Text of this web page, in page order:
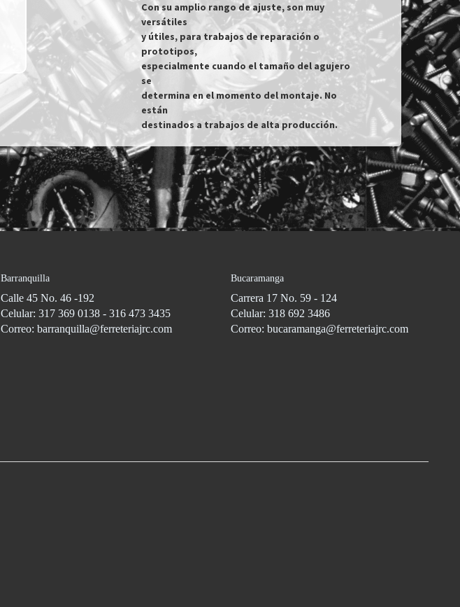
Con su amplio rango de ajuste, son muy
versátiles
y útiles, para trabajos de reparación o
prototipos,
especialmente cuando el tamaño del agujero
se
determina en el momento del montaje. No
están
destinados a trabajos de alta producción.
Barranquilla
Calle 45 No. 46 -192
Celular: 317 369 0138 - 316 473 3435
Correo: barranquilla@ferreteriajrc.com
Bucaramanga
Carrera 17 No. 59 - 124
Celular: 318 692 3486
Correo: bucaramanga@ferreteriajrc.com